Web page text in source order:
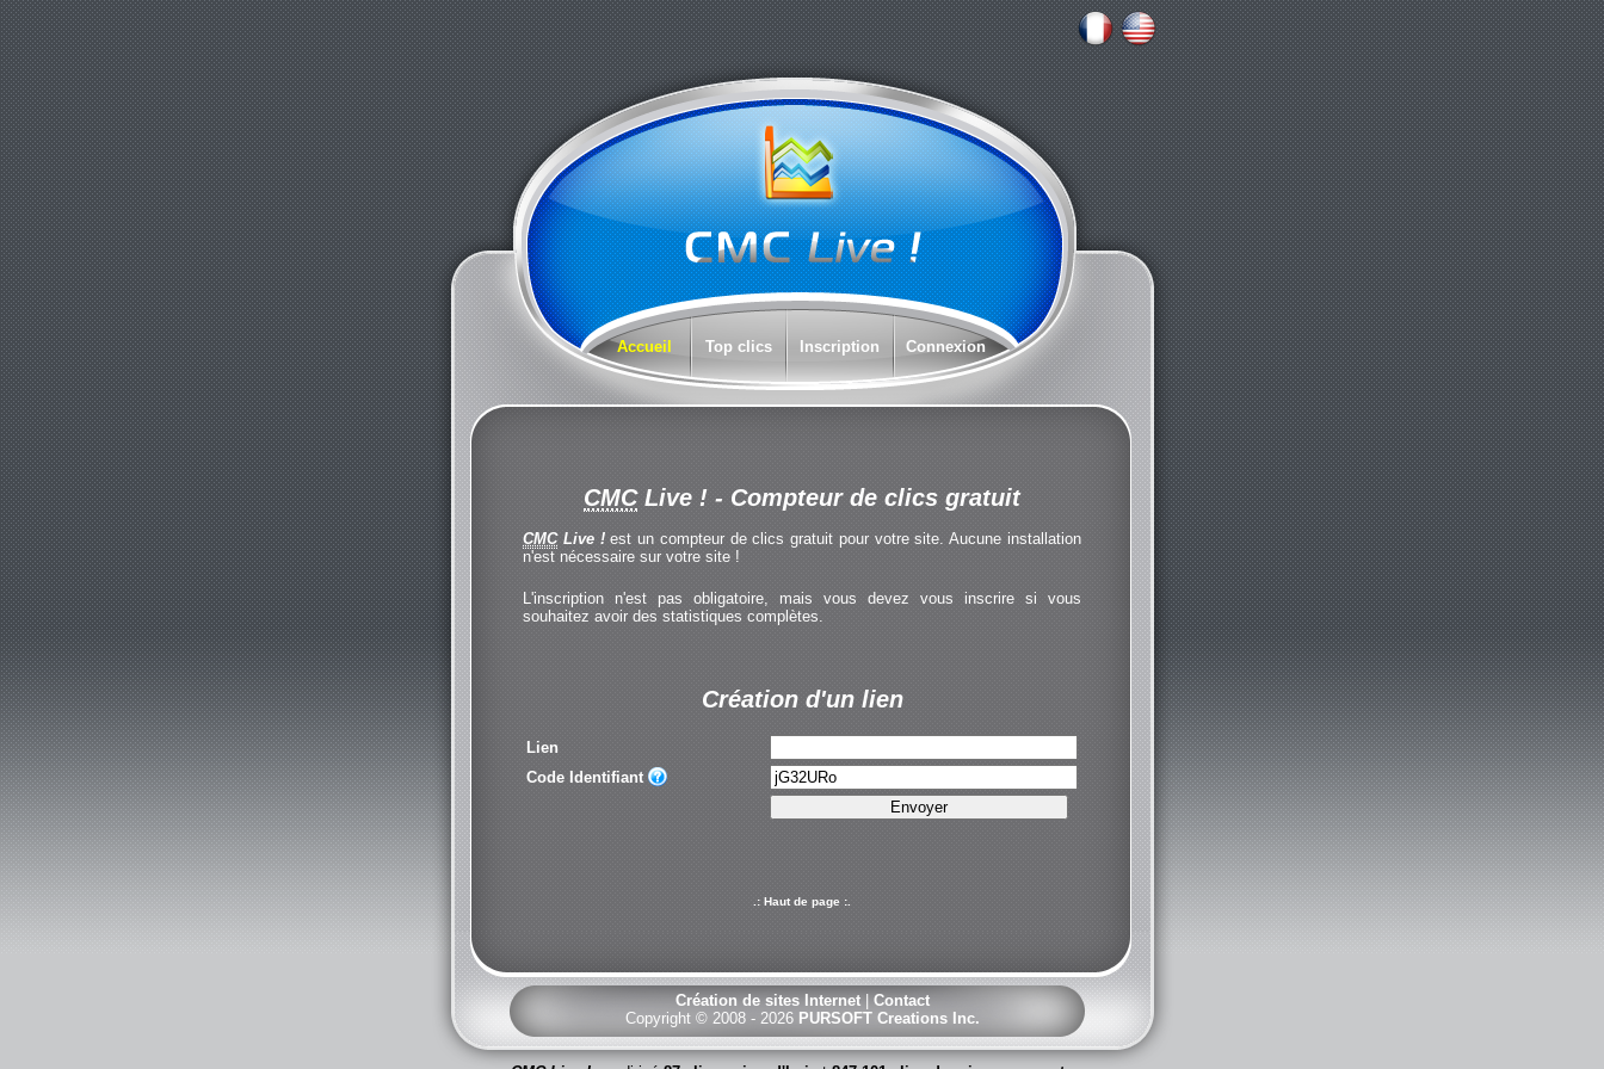
Accueil Top clics Inscription Connexion
CMCLive ! - Compteur de clics gratuit
CMCLive !est un compteur de clics gratuit pour votre site. Aucune installation
n'est nécessaire sur votre site !
L'inscription n'est pas obligatoire, mais vous devez vous inscrire si vous
souhaitez avoir des statistiques complètes.
Création d'un lien
Lien
Code Identifiant
.: Haut de page :.
Création de sites Internet| Contact
Copyright © 2008 - 2026 PURSOFT Creations Inc.